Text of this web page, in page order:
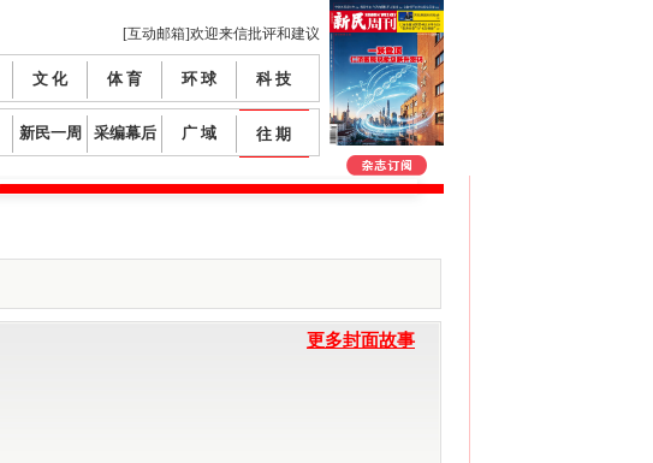
[互动邮箱]欢迎来信批评和建议
文 化 体 育 环 球 科 技
新民一周 采编幕后 广 域 往 期
更多封面故事